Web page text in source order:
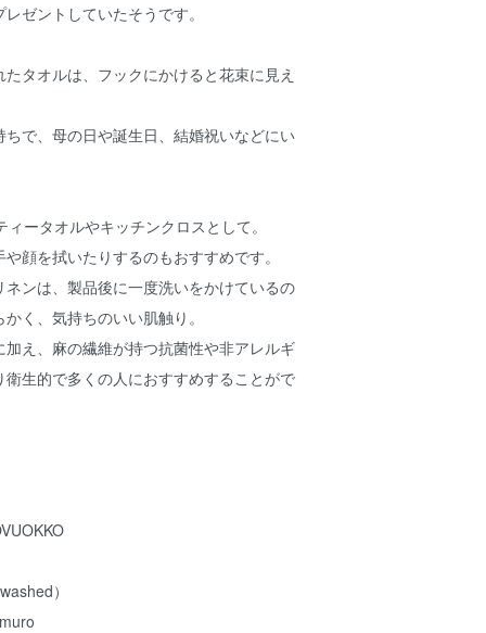
ゼントしていたそうです。
タオルは、フックにかけると花束に見え
で、母の日や誕生日、結婚祝いなどにい
ータオルやキッチンクロスとして。
顔を拭いたりするのもおすすめです。
ンは、製品後に一度洗いをかけているの
く、気持ちのいい肌触り。
え、麻の繊維が持つ抗菌性や非アレルギ
衛生的で多くの人におすすめすることがで
）